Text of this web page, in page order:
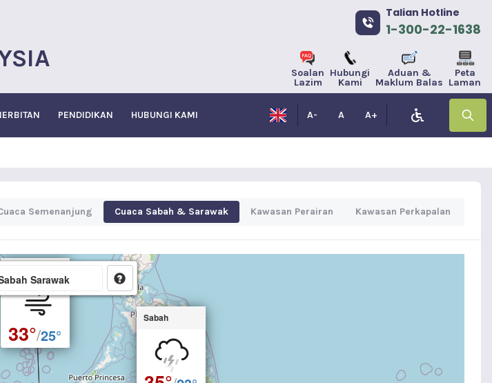
Talian Hotline
1-300-22-1638
Soalan
Lazim
Hubungi
Kami
Aduan &
Maklum Balas
Peta
Laman
PENDIDIKAN HUBUNGI KAMI A- A A+
Semenanjung Cuaca Sabah & Sarawak Kawasan Perairan Kawasan Perkapalan